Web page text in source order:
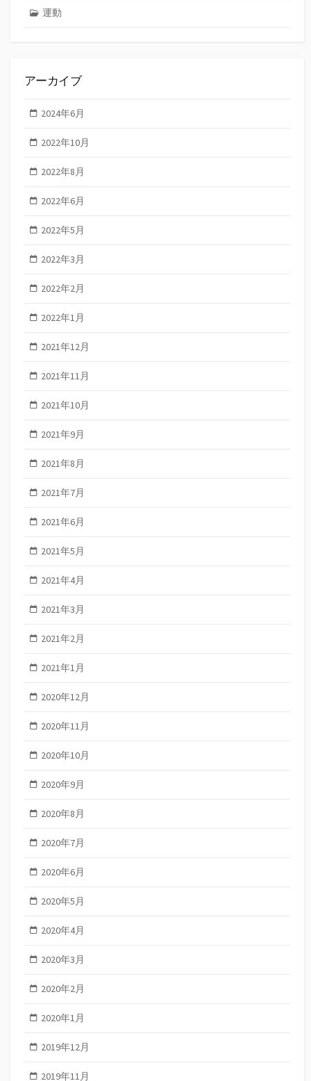
運動
アーカイブ
2024年6月
2022年10月
2022年8月
2022年6月
2022年5月
2022年3月
2022年2月
2022年1月
2021年12月
2021年11月
2021年10月
2021年9月
2021年8月
2021年7月
2021年6月
2021年5月
2021年4月
2021年3月
2021年2月
2021年1月
2020年12月
2020年11月
2020年10月
2020年9月
2020年8月
2020年7月
2020年6月
2020年5月
2020年4月
2020年3月
2020年2月
2020年1月
2019年12月
2019年11月